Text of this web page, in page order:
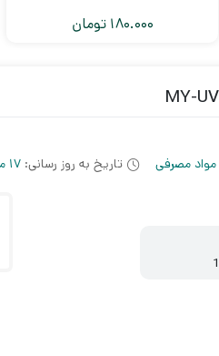
180.000 تومان
مواد مصرفی تاریخ به روز رسانی:17 مرداد 1405